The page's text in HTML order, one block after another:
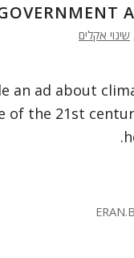
שינוי אקלים
an ad about
of the 21st